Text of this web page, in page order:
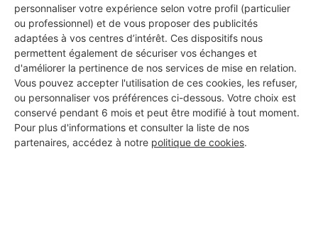
personnaliser votre expérience selon votre profil (particulier
ou professionnel) et de vous proposer des publicités
adaptées à vos centres d’intérêt. Ces dispositifs nous
permettent également de sécuriser vos échanges et
d'améliorer la pertinence de nos services de mise en relation.
Vous pouvez accepter l'utilisation de ces cookies, les refuser,
ou personnaliser vos préférences ci-dessous. Votre choix est
conservé pendant 6 mois et peut être modifié à tout moment.
Pour plus d'informations et consulter la liste de nos
partenaires, accédez à notre politique de cookies.
Aucun autre professionnel disponible dans cette zone
géographique.